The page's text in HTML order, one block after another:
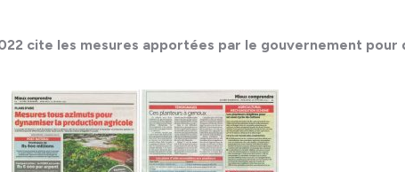
cite les mesures apportées par le gouvernement pour